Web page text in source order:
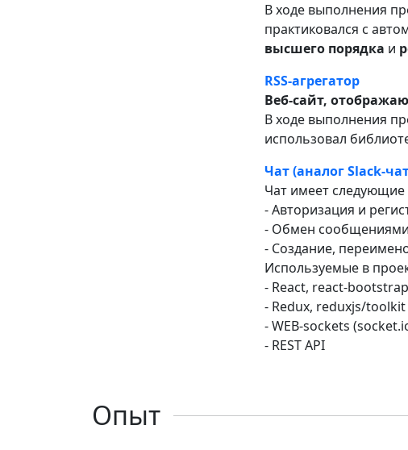
В ходе выполнения
практиковался с
высшего порядка и
RSS-агрегатор
Веб-сайт,
В ходе выполнения
использовал
Чат (аналог Slack-
Чат имеет
- Авторизация и
- Обмен сообщениями
- Создание,
Используемые в
- React, react-bootstrap
- Redux, reduxjs/toolkit
- WEB-sockets
- REST API
Опыт